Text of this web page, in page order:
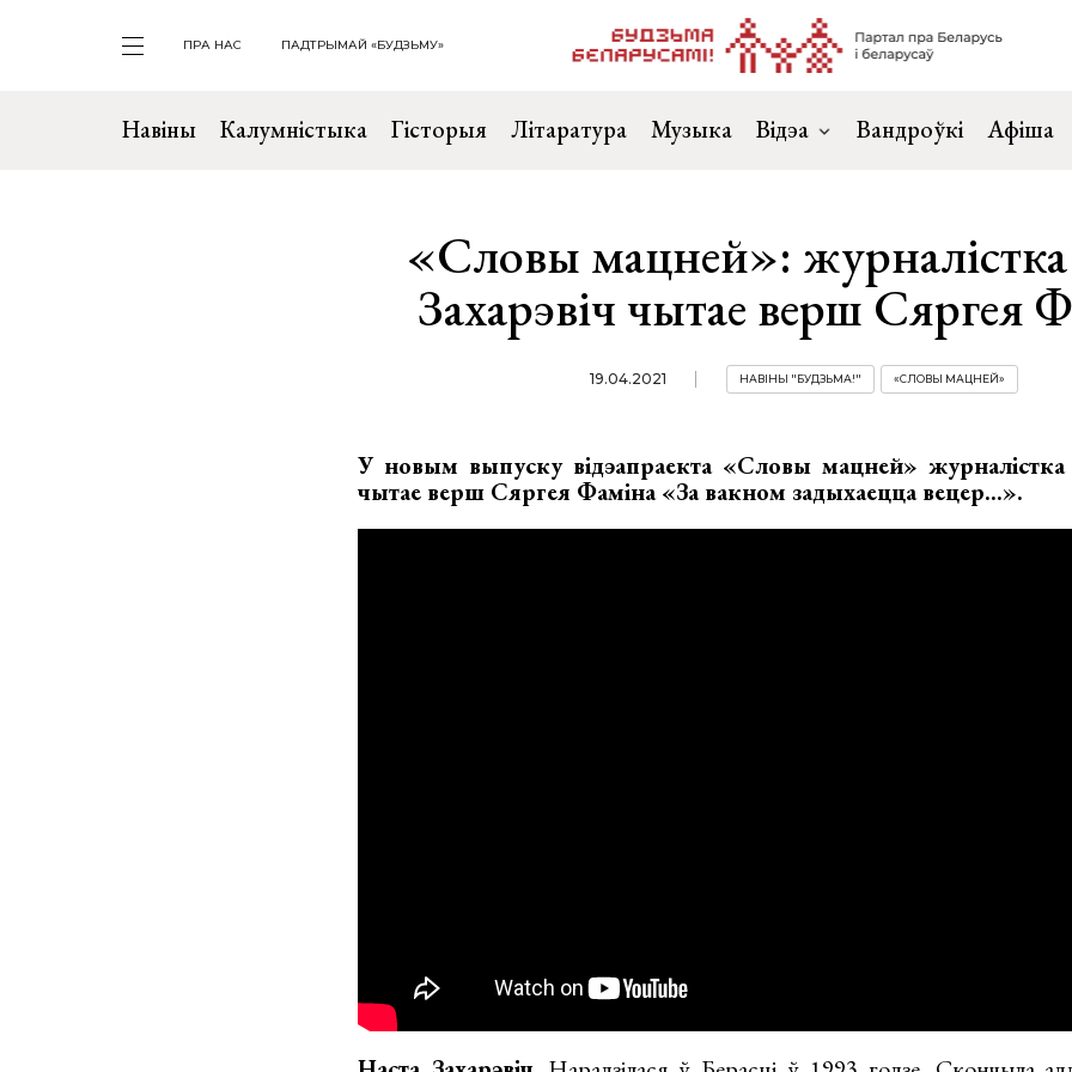
ПРА НАС ПАДТРЫМАЙ «БУДЗЬМУ»
Навіны Калумністыка Гісторыя Літаратура Музыка Відэа Вандроўкі Афіша
«Словы мацней»:
Захарэвіч чытае верш Сяргея
19.04.2021 НАВІНЫ "БУДЗЬМА!" «СЛОВЫ МАЦНЕЙ»
У новым выпуску відэапраекта «Словы мацней» журналістка
чытае верш Сяргея Фаміна «За вакном задыхаецца вецер...».